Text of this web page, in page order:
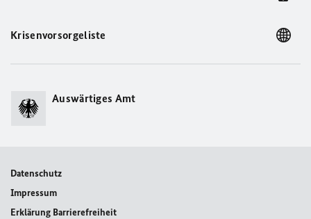
Krisenvorsorgeliste
Auswärtiges Amt
Datenschutz
Impressum
Erklärung Barrierefreiheit